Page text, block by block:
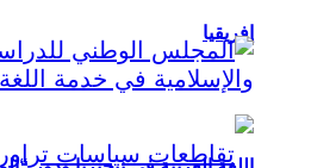
إفريقيا